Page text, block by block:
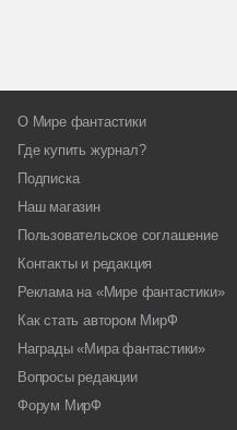
О Мире фантастики
Где купить журнал?
Подписка
Наш магазин
Пользовательское соглашение
Контакты и редакция
Реклама на «Мире фантастики»
Как стать автором МирФ
Награды «Мира фантастики»
Вопросы редакции
Форум МирФ